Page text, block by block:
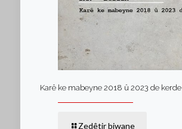
Karê ke mabeyne 2018 û 2023 de kerde
Zedêtir biwane